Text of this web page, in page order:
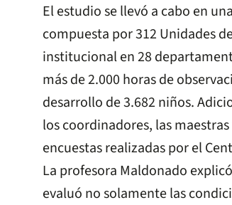
El estudio se llevó a cabo en
compuesta por 312 Unidades
institucional en 28
más de 2.000 horas de
desarrollo de 3.682 niños.
los coordinadores, las
encuestas realizadas por el
La profesora Maldonado
evaluó no solamente las